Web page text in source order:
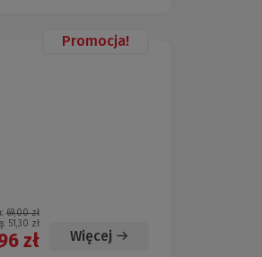
Promocja!
69,00 zł
51,30 zł
zł Więcej